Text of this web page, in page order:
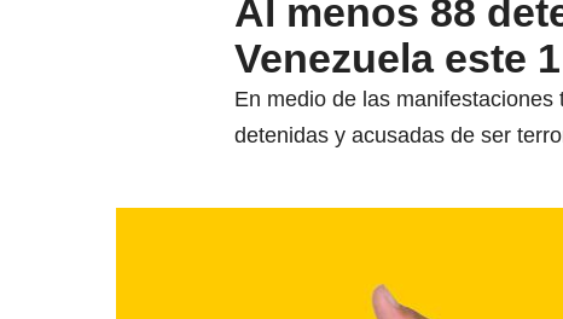
Al menos 88
Venezuela este
En medio de las
detenidas y acusadas de ser